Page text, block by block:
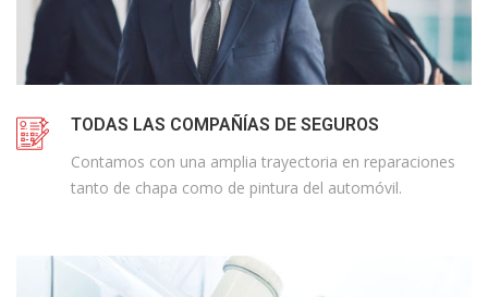
TODAS LAS COMPAÑÍAS DE SEGUROS
Contamos con una amplia trayectoria en reparaciones
tanto de chapa como de pintura del automóvil.